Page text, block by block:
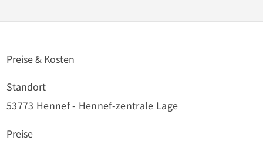
Preise & Kosten
Standort
53773 Hennef - Hennef-zentrale Lage
Preise